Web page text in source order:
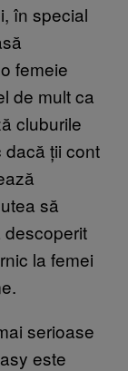
în special
femeie
de mult ca
cluburile
dacă ții cont
să
descoperit
la femei
serioase
este